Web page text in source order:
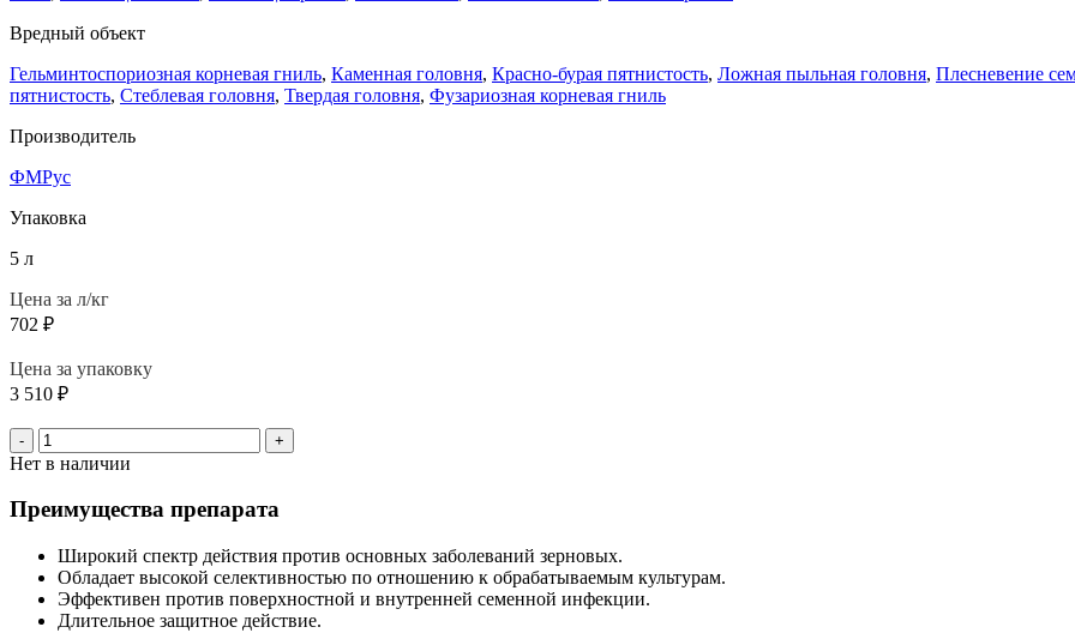
Вредный объект
Гельминтоспориозная корневая гниль, Каменная головня, Красно-бурая пятнистость, Ложная пыльная головня, Плесневение
пятнистость, Стеблевая головня, Твердая головня, Фузариозная корневая гниль
Производитель
ФМРус
Упаковка
5 л
Цена за л/кг
702 ₽
Цена за упаковку
3 510 ₽
- +
Нет в наличии
Преимущества препарата
Широкий спектр действия против основных заболеваний зерновых.
Обладает высокой селективностью по отношению к обрабатываемым культурам.
Эффективен против поверхностной и внутренней семенной инфекции.
Длительное защитное действие.